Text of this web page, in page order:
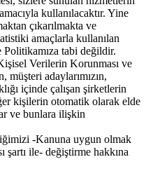
kullanılacaktır. Yine
çıkarılmakta ve
amaçlarla kullanılan
tabi değildir.
Verilerin Korunması ve
müşteri adaylarımızın,
içinde çalışan şirketlerin
kişilerin otomatik olarak elde
ve bunlara ilişkin
-Kanuna uygun olmak
ile- değiştirme hakkına